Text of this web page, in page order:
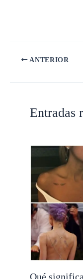
ANTERIOR
Entradas
Qué